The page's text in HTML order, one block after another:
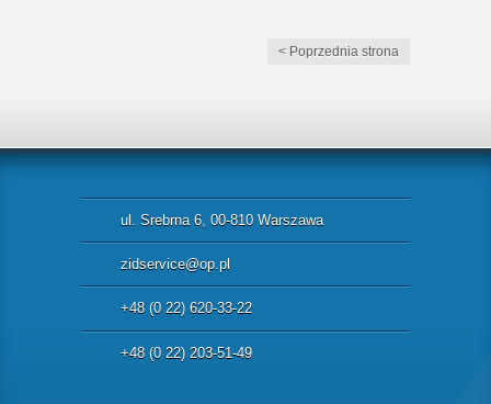
< Poprzednia strona
ul. Srebrna 6, 00-810 Warszawa
zidservice@op.pl
+48 (0 22) 620-33-22
+48 (0 22) 203-51-49